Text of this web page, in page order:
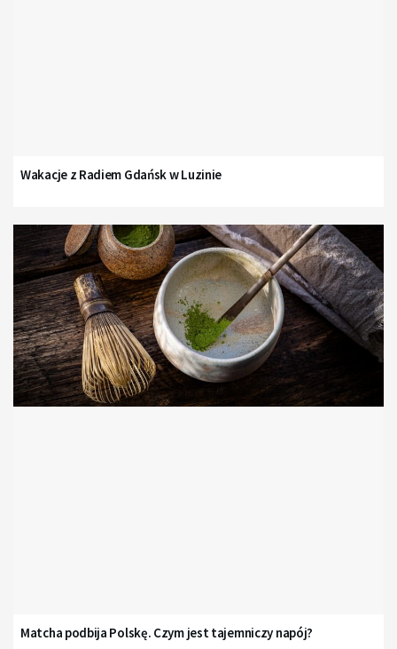
Wakacje z Radiem Gdańsk w Luzinie
Matcha podbija Polskę. Czym jest tajemniczy napój?